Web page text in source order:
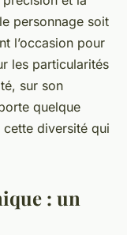
personnage soit
l’occasion pour
les particularités
sur son
quelque
cette diversité qui
: un